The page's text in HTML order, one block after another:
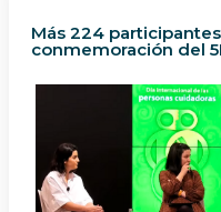
Más 224
conmemoración del